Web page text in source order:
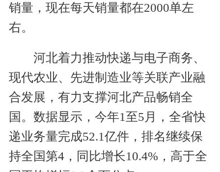
销量，现在每天销量都在2000单左
右。
河北着力推动快递与电子商务、
现代农业、先进制造业等关联产业融
合发展，有力支撑河北产品畅销全
国。数据显示，今年1至5月，全省快
递业务量完成52.1亿件，排名继续保
持全国第4，同比增长10.4%，高于全